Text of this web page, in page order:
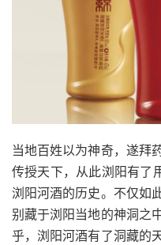
当地百姓以为神奇，遂拜
传授天下，从此浏阳有了
浏阳河酒的历史。不仅如
别藏于浏阳当地的神洞之
乎，浏阳河酒有了洞藏的